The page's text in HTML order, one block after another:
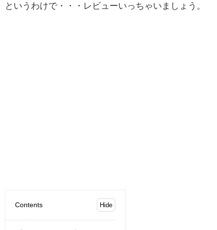
というわけで・・・レビューいっちゃいましょう。
Contents